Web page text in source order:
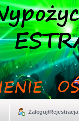
Zaloguj/Rejestracja